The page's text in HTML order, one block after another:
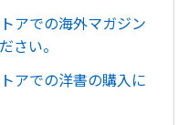
アでの海外マガジン
さい。
アでの洋書の購入に